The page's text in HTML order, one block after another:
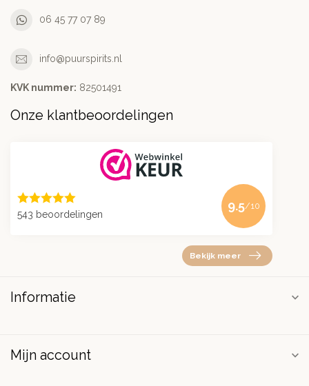
06 45 77 07 89
info@puurspirits.nl
KVK nummer: 82501491
Onze klantbeoordelingen
543 beoordelingen
9.5/10
Bekijk meer
Informatie
Mijn account